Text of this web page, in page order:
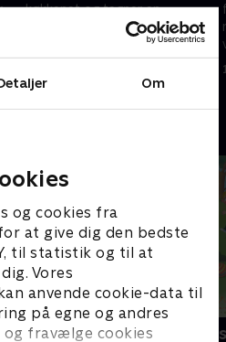
Om
og cookies fra
at give dig den bedste
til statistik og til at
Vores
anvende cookie-data til
på egne og andres
fravælge cookies
køkkenet og tegner en
uhyggelig monstertegning. Til
stor glæde for lillesøster
Labolina bliver tegningen
levende.
Lille